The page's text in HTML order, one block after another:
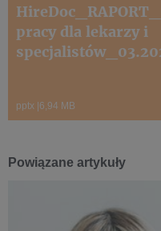
pracy dla lekarzy i
pptx 6,94 MB
Powiązane artykuły